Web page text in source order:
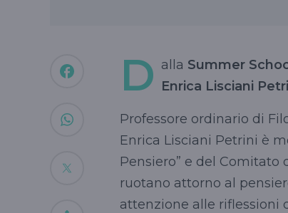
D alla Summer
Enrica Lisciani
Professore ordinario di
Enrica Lisciani Petrini è
Pensiero” e del Comitato
ruotano attorno al
attenzione alle riflessioni